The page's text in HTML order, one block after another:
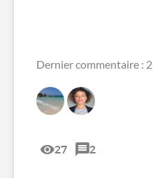
Dernier commentaire :
27 2